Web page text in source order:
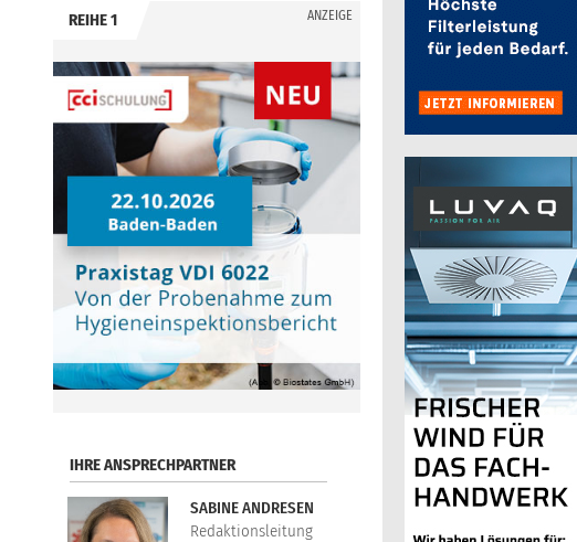
REIHE 1 ANZEIGE
IHRE ANSPRECHPARTNER
SABINE ANDRESEN
Redaktionsleitung